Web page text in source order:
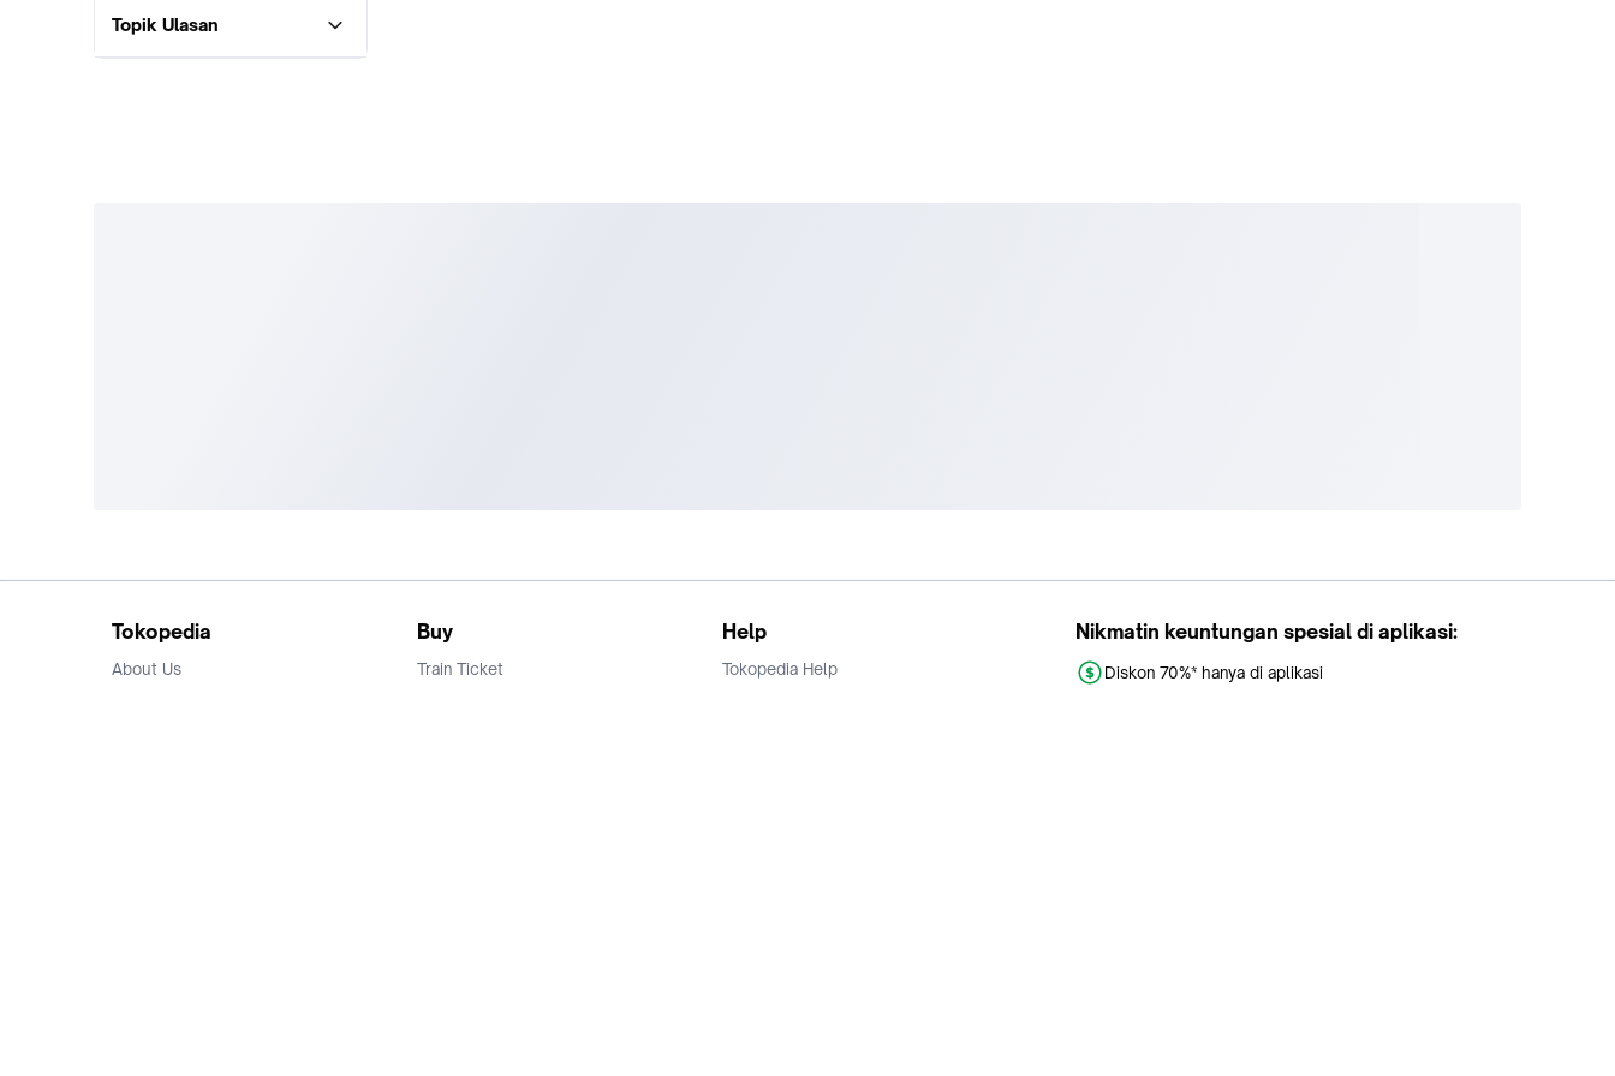
Topik Ulasan
Tokopedia
About Us
Buy
Train Ticket
Help
Tokopedia Help
Nikmatin keuntungan spesial di aplikasi:
Diskon 70%* hanya di aplikasi